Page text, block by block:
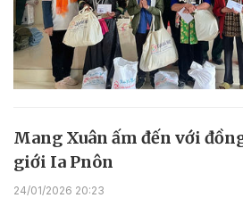
Mang Xuân ấm đến với
giới Ia Pnôn
24/01/2026 20:23